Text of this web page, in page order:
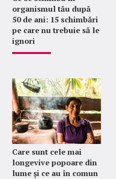
organismul tău după
50 de ani: 15 schimbări
pe care nu trebuie să le
ignori
Care sunt cele mai
longevive popoare din
lume și ce au în comun